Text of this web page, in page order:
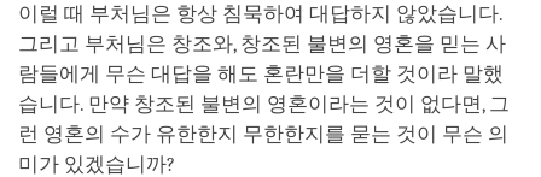
이럴 때 부처님은 항상 침묵하여 대답하지 않았습니다.
그리고 부처님은 창조와, 창조된 불변의 영혼을 믿는 사
람들에게 무슨 대답을 해도 혼란만을 더할 것이라 말했
습니다. 만약 창조된 불변의 영혼이라는 것이 없다면, 그
런 영혼의 수가 유한한지 무한한지를 묻는 것이 무슨 의
미가 있겠습니까?